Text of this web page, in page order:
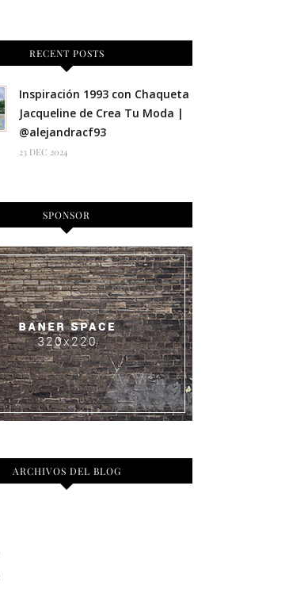
RECENT POSTS
Inspiración 1993 con Chaqueta
Jacqueline de Crea Tu Moda |
@alejandracf93
23 DEC 2024
SPONSOR
ARCHIVOS DEL BLOG